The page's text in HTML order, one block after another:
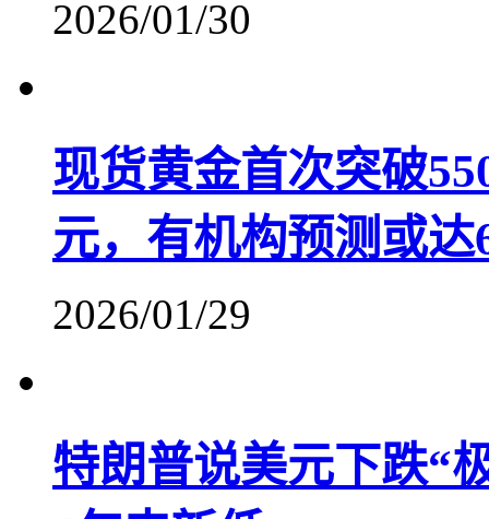
2026/01/30
现货黄金首次突破
元，有机构预测或达
2026/01/29
特朗普说美元下跌“